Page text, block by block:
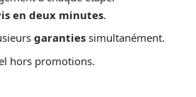
en deux minutes.
garanties simultanément.
hors promotions.